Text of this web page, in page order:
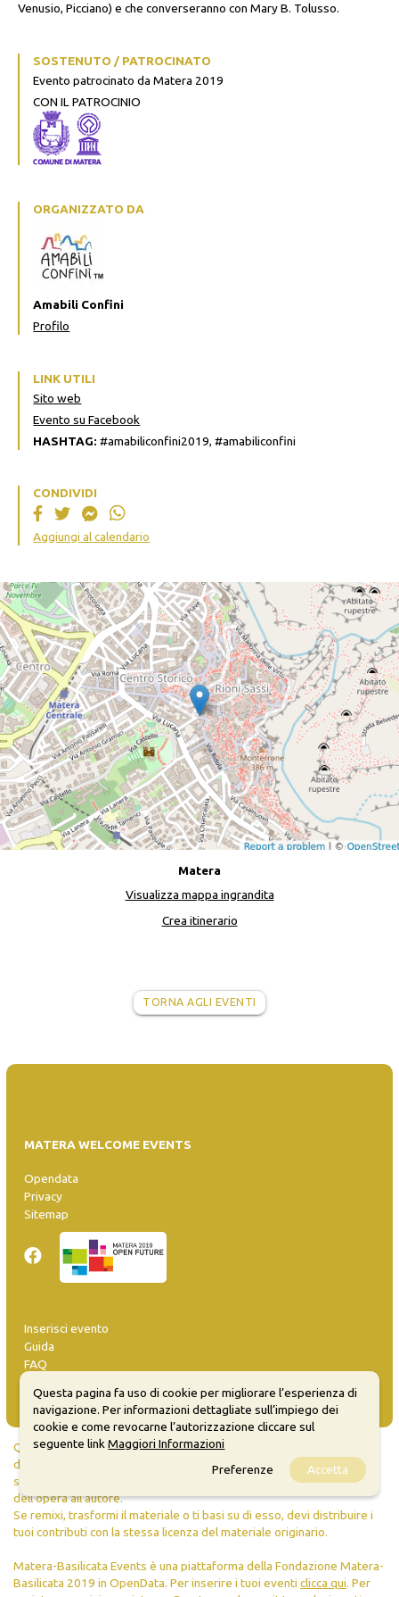
Venusio, Picciano) e che converseranno con Mary B. Tolusso.
SOSTENUTO / PATROCINATO
Evento patrocinato da Matera 2019
CON IL PATROCINIO
ORGANIZZATO DA
Amabili Confini
Profilo
LINK UTILI
Sito web
Evento su Facebook
HASHTAG: #amabiliconfini2019, #amabiliconfini
CONDIVIDI
Aggiungi al calendario
Matera
Visualizza mappa ingrandita
Crea itinerario
TORNA AGLI EVENTI
MATERA WELCOME EVENTS
Opendata
Privacy
Sitemap
Inserisci evento
Guida
FAQ
Quanto realizzato è sottoposto a licenza CC-BY-SA che permette di
distribuire, modificare, creare opere derivate dall'originale, anche a
scopi commerciali, a condizione che venga riconosciuta la paternità
dell'opera all'autore.
Se remixi, trasformi il materiale o ti basi su di esso, devi distribuire i
tuoi contributi con la stessa licenza del materiale originario.
Matera-Basilicata Events è una piattaforma della Fondazione Matera-
Basilicata 2019 in OpenData. Per inserire i tuoi eventi clicca qui. Per
Questa pagina fa uso di cookie per migliorare l’esperienza di
navigazione. Per informazioni dettagliate sull’impiego dei
cookie e come revocarne l’autorizzazione cliccare sul
seguente linkMaggiori Informazioni
Preferenze
Accetta